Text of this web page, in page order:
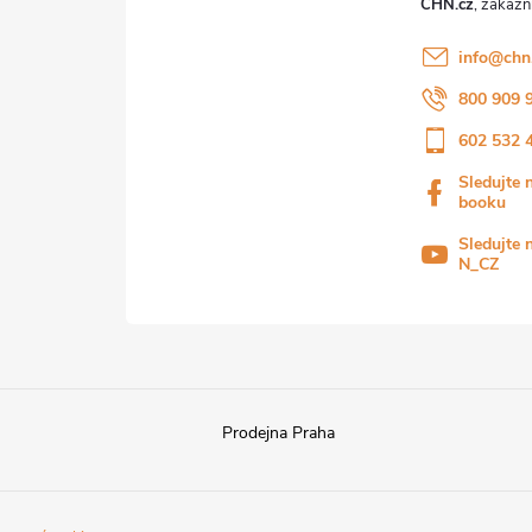
CHN.cz
info@
800 909
602 532
Sledujte
booku
Sledujte
N_CZ
Prodejna Praha